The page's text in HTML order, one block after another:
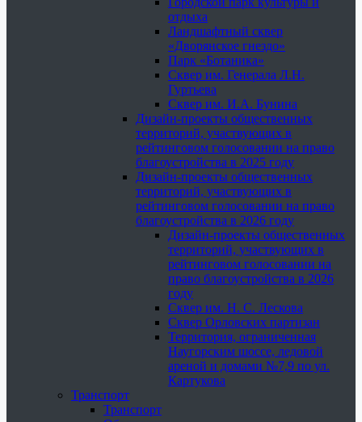
отдыха
Ландшафтный сквер
«Дворянское гнездо»
Парк «Ботаника»
Сквер им. Генерала Л.Н.
Гуртьева
Сквер им. И.А. Бунина
Дизайн-проекты общественных
территорий, участвующих в
рейтинговом голосовании на право
благоустройства в 2025 году
Дизайн-проекты общественных
территорий, участвующих в
рейтинговом голосовании на право
благоустройства в 2026 году
Дизайн-проекты общественных
территорий, участвующих в
рейтинговом голосовании на
право благоустройства в 2026
году
Сквер им. Н. С. Лескова
Сквер Орловских партизан
Территория, ограниченная
Наугорским шоссе, ледовой
ареной и домами №7,9 по ул.
Картукова
Транспорт
Транспорт